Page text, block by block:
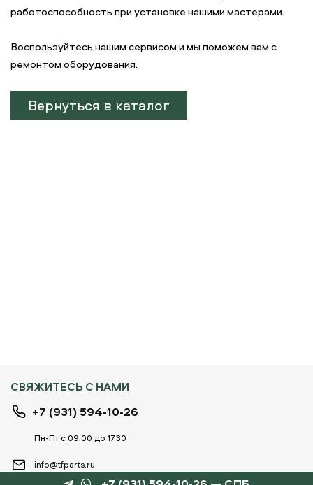
работоспособность при установке нашими мастерами.
Воспользуйтесь нашим сервисом и мы поможем вам с
ремонтом оборудования.
Вернуться в каталог
СВЯЖИТЕСЬ С НАМИ
+7 (931) 594-10-26
Пн-Пт с 09.00 до 17.30
info@tfparts.ru